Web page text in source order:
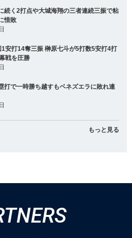
続く2打点や大城海翔の三者連続三振で粘
惜敗
安打14奪三振 榊原七斗が5打数5安打4打
戦を圧勝
打で一時勝ち越すもベネズエラに敗れ連
もっと見る